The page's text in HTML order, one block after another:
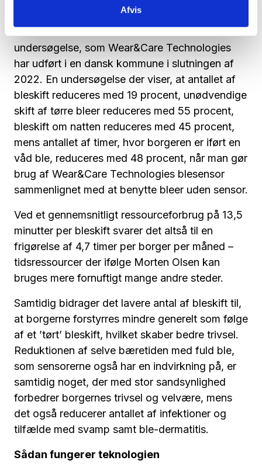
Afvis
Her henviser Morten Olsen til den seneste
undersøgelse, som Wear&Care Technologies
har udført i en dansk kommune i slutningen af
2022. En undersøgelse der viser, at antallet af
bleskift reduceres med 19 procent, unødvendige
skift af tørre bleer reduceres med 55 procent,
bleskift om natten reduceres med 45 procent,
mens antallet af timer, hvor borgeren er iført en
våd ble, reduceres med 48 procent, når man gør
brug af Wear&Care Technologies blesensor
sammenlignet med at benytte bleer uden sensor.
Ved et gennemsnitligt ressourceforbrug på 13,5
minutter per bleskift svarer det altså til en
frigørelse af 4,7 timer per borger per måned –
tidsressourcer der ifølge Morten Olsen kan
bruges mere fornuftigt mange andre steder.
Samtidig bidrager det lavere antal af bleskift til,
at borgerne forstyrres mindre generelt som følge
af et ’tørt’ bleskift, hvilket skaber bedre trivsel.
Reduktionen af selve bæretiden med fuld ble,
som sensorerne også har en indvirkning på, er
samtidig noget, der med stor sandsynlighed
forbedrer borgernes trivsel og velvære, mens
det også reducerer antallet af infektioner og
tilfælde med svamp samt ble-dermatitis.
Sådan fungerer teknologien